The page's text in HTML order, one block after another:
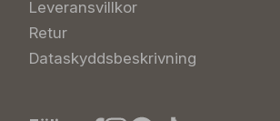
Leveransvillkor
Retur
Dataskyddsbeskrivning